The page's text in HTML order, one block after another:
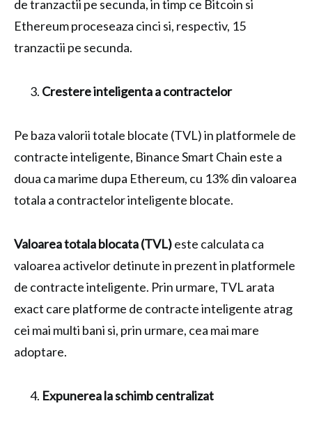
de tranzactii pe secunda, in timp ce Bitcoin si
Ethereum proceseaza cinci si, respectiv, 15
tranzactii pe secunda.
Crestere inteligenta a contractelor
Pe baza valorii totale blocate (TVL) in platformele de
contracte inteligente, Binance Smart Chain este a
doua ca marime dupa Ethereum, cu 13% din valoarea
totala a contractelor inteligente blocate.
Valoarea totala blocata (TVL)este calculata ca
valoarea activelor detinute in prezent in platformele
de contracte inteligente. Prin urmare, TVL arata
exact care platforme de contracte inteligente atrag
cei mai multi bani si, prin urmare, cea mai mare
adoptare.
Expunerea la schimb centralizat